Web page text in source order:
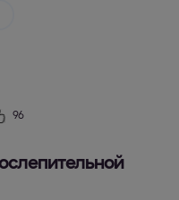
96